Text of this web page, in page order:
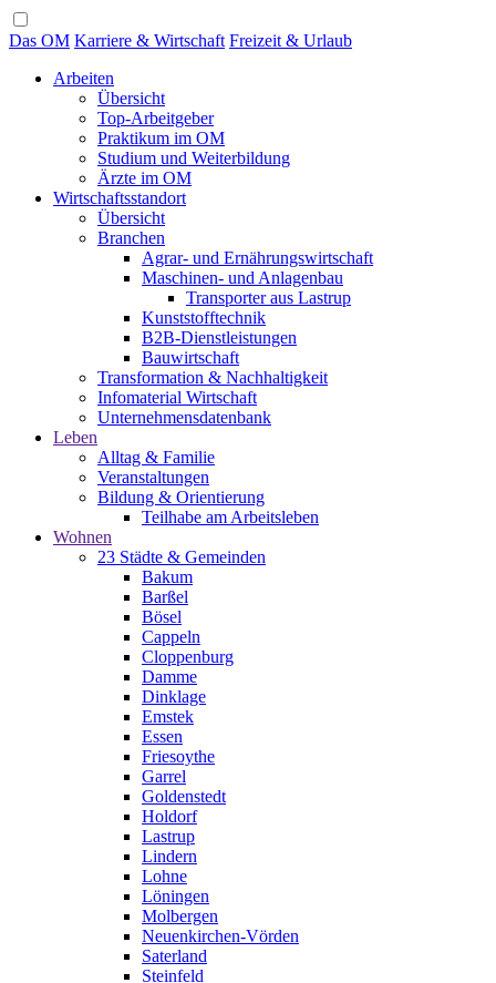
Das OM Karriere & Wirtschaft Freizeit & Urlaub
Arbeiten
Übersicht
Top-Arbeitgeber
Praktikum im OM
Studium und Weiterbildung
Ärzte im OM
Wirtschaftsstandort
Übersicht
Branchen
Agrar- und Ernährungswirtschaft
Maschinen- und Anlagenbau
Transporter aus Lastrup
Kunststofftechnik
B2B-Dienstleistungen
Bauwirtschaft
Transformation & Nachhaltigkeit
Infomaterial Wirtschaft
Unternehmensdatenbank
Leben
Alltag & Familie
Veranstaltungen
Bildung & Orientierung
Teilhabe am Arbeitsleben
Wohnen
23 Städte & Gemeinden
Bakum
Barßel
Bösel
Cappeln
Cloppenburg
Damme
Dinklage
Emstek
Essen
Friesoythe
Garrel
Goldenstedt
Holdorf
Lastrup
Lindern
Lohne
Löningen
Molbergen
Neuenkirchen-Vörden
Saterland
Steinfeld